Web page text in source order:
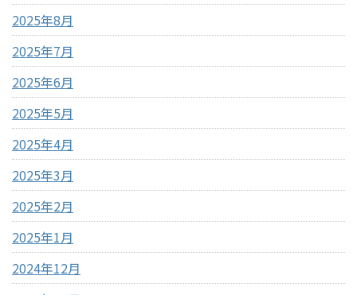
2025年8月
2025年7月
2025年6月
2025年5月
2025年4月
2025年3月
2025年2月
2025年1月
2024年12月